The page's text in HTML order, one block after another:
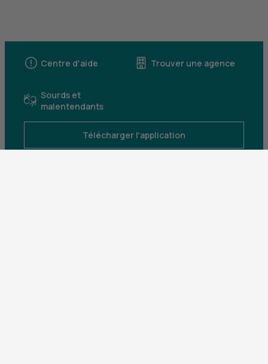
Centre d'aide Trouver une agence
Sourds et
malentendants
Télécharger l'application